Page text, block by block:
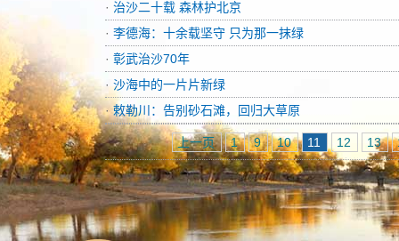
· 治沙二十载 森林护北京
· 李德海：十余载坚守 只为那一抹绿
· 彰武治沙70年
· 沙海中的一片片新绿
· 敕勒川：告别砂石滩，回归大草原
上一页 1 9 10 11 12 13